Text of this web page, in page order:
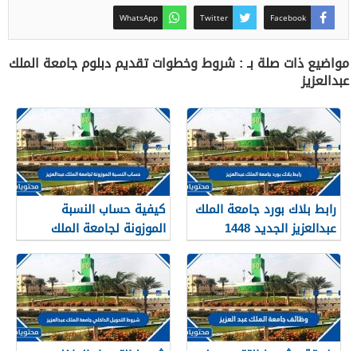
Facebook
Twitter
WhatsApp
مواضيع ذات صلة بـ : شروط وخطوات تقديم دبلوم جامعة الملك
عبدالعزيز
رابط بلاك بورد جامعة الملك
عبدالعزيز الجديد 1448
blackboard kau
كيفية حساب النسبة
الموزونة لجامعة الملك
عبدالعزيز 1448